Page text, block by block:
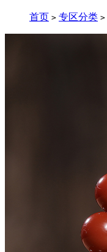
首页 > 专区分类 >